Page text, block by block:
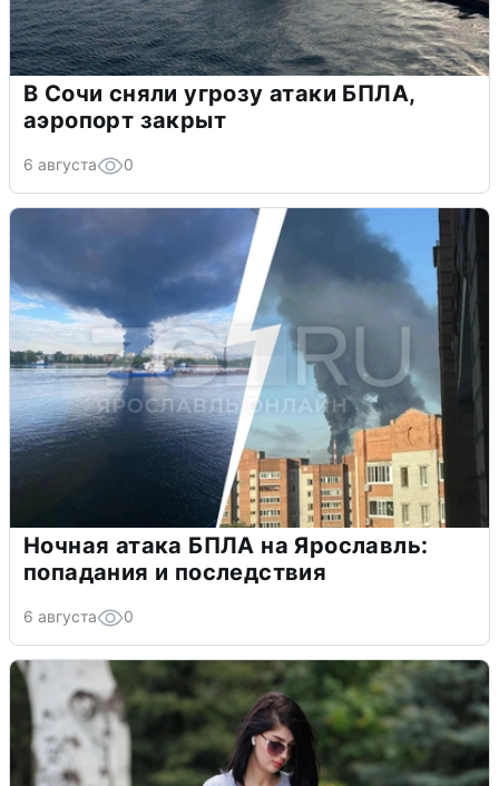
В Сочи сняли угрозу атаки БПЛА,
аэропорт закрыт
6 августа 0
Ночная атака БПЛА на Ярославль:
попадания и последствия
6 августа 0